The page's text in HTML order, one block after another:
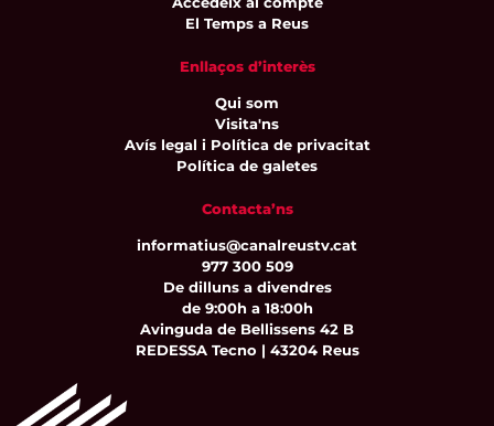
El Temps a Reus
Enllaços d’interès
Qui som
Visita'ns
Avís legal i Política de privacitat
Política de galetes
Contacta’ns
informatius@canalreustv.cat
977 300 509
De dilluns a divendres
de 9:00h a 18:00h
Avinguda de Bellissens 42 B
REDESSA Tecno | 43204 Reus